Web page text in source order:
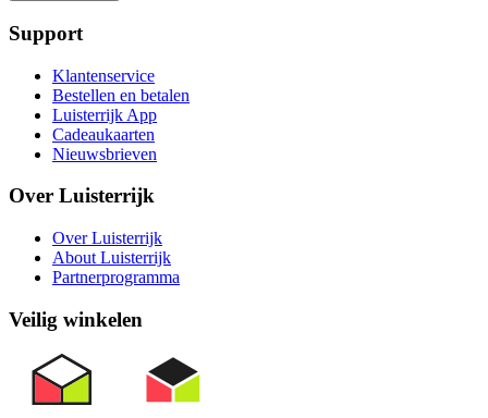
Support
Klantenservice
Bestellen en betalen
Luisterrijk App
Cadeaukaarten
Nieuwsbrieven
Over Luisterrijk
Over Luisterrijk
About Luisterrijk
Partnerprogramma
Veilig winkelen